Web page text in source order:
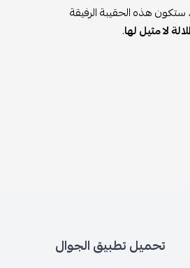
هذه الحقيبة الرفيقة
لا مثيل لها.
تحميل تطبيق الجوال